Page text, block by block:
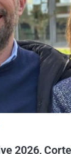
2026,